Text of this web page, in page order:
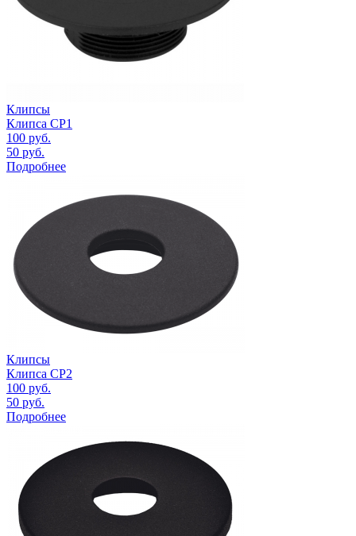
Клипсы
Клипса CP1
100 руб.
50 руб.
Подробнее
Клипсы
Клипса CP2
100 руб.
50 руб.
Подробнее